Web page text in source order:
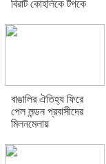
বিরাট কোহলিকে টপকে
বাঙালির ঐতিহ্য ফিরে
পেল লন্ডন প্রবাসীদের
মিলনমেলায়